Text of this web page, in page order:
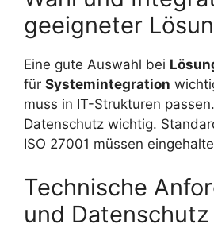
geeigneter
Eine gute Auswahl bei
für Systemintegration
muss in IT-Strukturen
Datenschutz wichtig.
ISO 27001 müssen
Technische
und Datenschutz